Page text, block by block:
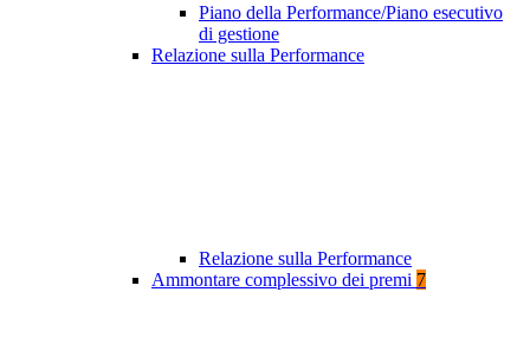
Piano della Performance/Piano esecutivo
di gestione
Relazione sulla Performance
Relazione sulla Performance
Ammontare complessivo dei premi 7